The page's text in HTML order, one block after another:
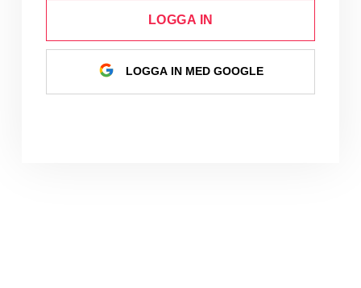
LOGGA IN
LOGGA IN MED GOOGLE